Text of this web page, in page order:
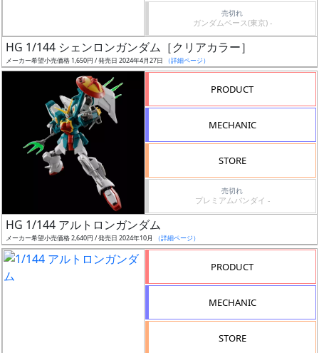
況
売
抽
選
中
売切れ
ガンダムベース(東京) -
HG 1/144 シェンロンガンダム［クリアカラー］
メーカー希望小売価格 1,650円 / 発売日 2024年4月27日 （詳細ページ）
PRODUCT
MECHANIC
STORE
売切れ
プレミアムバンダイ -
HG 1/144 アルトロンガンダム
メーカー希望小売価格 2,640円 / 発売日 2024年10月 （詳細ページ）
PRODUCT
MECHANIC
STORE